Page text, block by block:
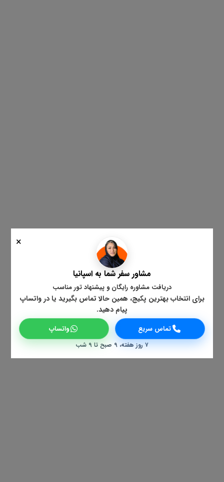
×
مشاور سفر شما به اسپانیا
دریافت مشاوره رایگان و پیشنهاد تور مناسب
برای انتخاب بهترین پکیج، همین حالا تماس بگیرید یا در واتساپ
پیام دهید.
تماس سریع واتساپ
۷ روز هفته، ۹ صبح تا ۹ شب